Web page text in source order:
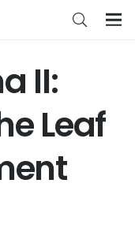
II:
Leaf